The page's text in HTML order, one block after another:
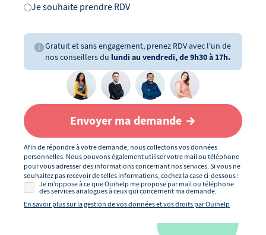
Je souhaite prendre RDV
Gratuit et sans engagement, prenez RDV avec l'un de
nos conseillers du lundi au vendredi, de 9h30 à 17h.
Envoyer ma demande
Afin de répondre à votre demande, nous collectons vos données
personnelles. Nous pouvons également utiliser votre mail ou téléphone
pour vous adresser des informations concernant nos services. Si vous ne
souhaitez pas recevoir de telles informations, cochez la case ci-dessous :
Je m’oppose à ce que Ouihelp me propose par mail ou téléphone
des services analogues à ceux qui concernent ma demande.
En savoir plus sur la gestion de vos données et vos droits par Ouihelp